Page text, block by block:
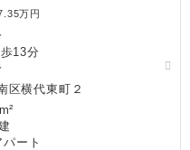
万円
13分
区横代東町２
ート